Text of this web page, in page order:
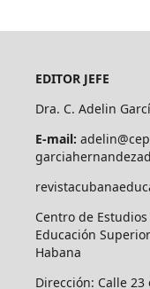
EDITOR JEFE
Dra. C. Adelin
E-mail:
Centro de
Educación
Habana
Dirección: Calle 23